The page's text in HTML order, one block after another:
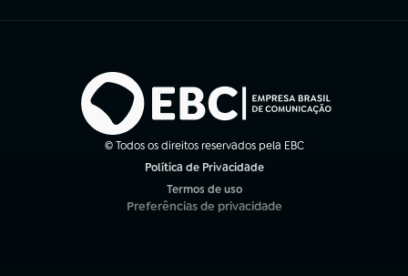
© Todos os direitos reservados pela EBC
Política de Privacidade
Termos de uso
(abre em nova aba)
Preferências de privacidade